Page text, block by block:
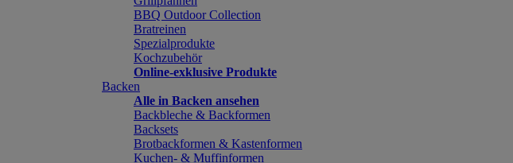
BBQ Outdoor Collection
Bratreinen
Spezialprodukte
Kochzubehör
Online-exklusive Produkte
Backen
Alle in Backen ansehen
Backbleche & Backformen
Backsets
Brotbackformen & Kastenformen
Kuchen- & Muffinformen